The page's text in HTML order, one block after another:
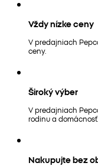
Vždy nízke ceny
V predajniach
ceny.
Široký výber
V predajniach
rodinu a domácnosť.
Nakupujte bez